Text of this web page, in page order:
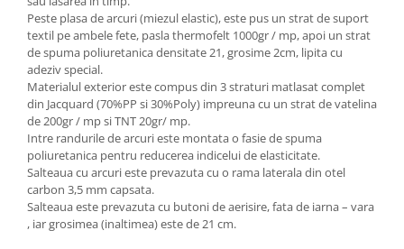
Peste plasa de arcuri (miezul elastic), este pus un strat de suport
textil pe ambele fete, pasla thermofelt 1000gr / mp, apoi un strat
de spuma poliuretanica densitate 21, grosime 2cm, lipita cu
adeziv special.
Materialul exterior este compus din 3 straturi matlasat complet
din Jacquard (70%PP si 30%Poly) impreuna cu un strat de vatelina
de 200gr / mp si TNT 20gr/ mp.
Intre randurile de arcuri este montata o fasie de spuma
poliuretanica pentru reducerea indicelui de elasticitate.
Salteaua cu arcuri este prevazuta cu o rama laterala din otel
carbon 3,5 mm capsata.
Salteaua este prevazuta cu butoni de aerisire, fata de iarna – vara
, iar grosimea (inaltimea) este de 21 cm.